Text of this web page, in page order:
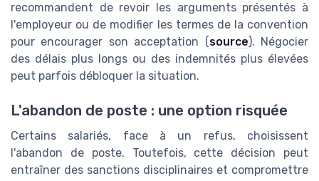
recommandent de revoir les arguments présentés à
l'employeur ou de modifier les termes de la convention
pour encourager son acceptation (source). Négocier
des délais plus longs ou des indemnités plus élevées
peut parfois débloquer la situation.
L'abandon de poste : une option risquée
Certains salariés, face à un refus, choisissent
l'abandon de poste. Toutefois, cette décision peut
entraîner des sanctions disciplinaires et compromettre